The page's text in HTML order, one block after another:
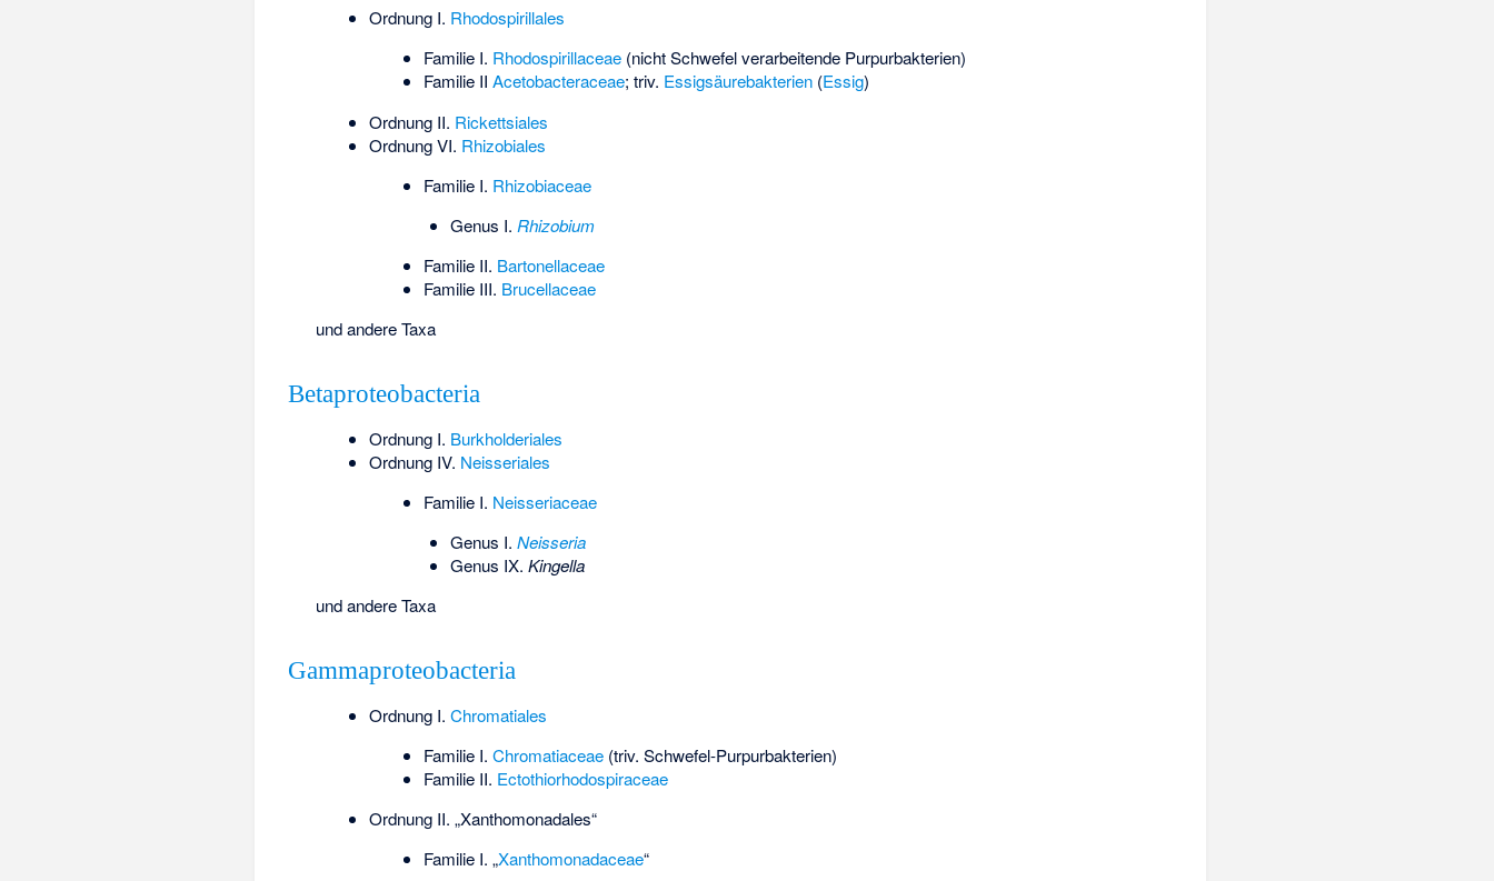
Ordnung I. Rhodospirillales
Familie I. Rhodospirillaceae(nicht Schwefel verarbeitende Purpurbakterien)
Familie II Acetobacteraceae; triv. Essigsäurebakterien(Essig)
Ordnung II. Rickettsiales
Ordnung VI. Rhizobiales
Familie I. Rhizobiaceae
Genus I. Rhizobium
Familie II. Bartonellaceae
Familie III. Brucellaceae
und andere Taxa
Betaproteobacteria
Ordnung I. Burkholderiales
Ordnung IV. Neisseriales
Familie I. Neisseriaceae
Genus I.Neisseria
Genus IX.Kingella
und andere Taxa
Gammaproteobacteria
Ordnung I.Chromatiales
Familie I. Chromatiaceae(triv. Schwefel-Purpurbakterien)
Familie II. Ectothiorhodospiraceae
Ordnung II. „Xanthomonadales“
Familie I. „Xanthomonadaceae“